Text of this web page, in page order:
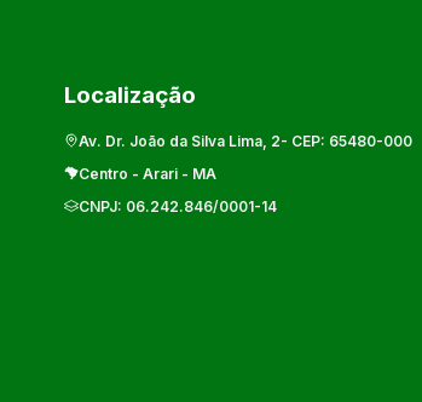
Localização
Av. Dr. João da Silva Lima, 2- CEP: 65480-000
Centro -Arari - MA
CNPJ: 06.242.846/0001-14